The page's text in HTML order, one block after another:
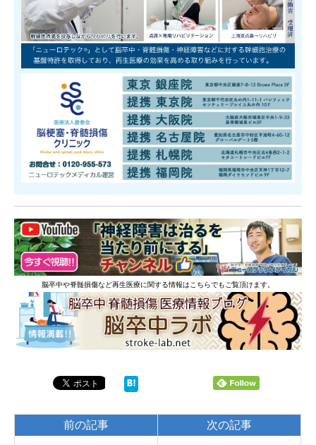
脳卒中や脊髄損傷など再生医療に関する情報はこちらでもご覧頂けます。
前の記事 次の記事